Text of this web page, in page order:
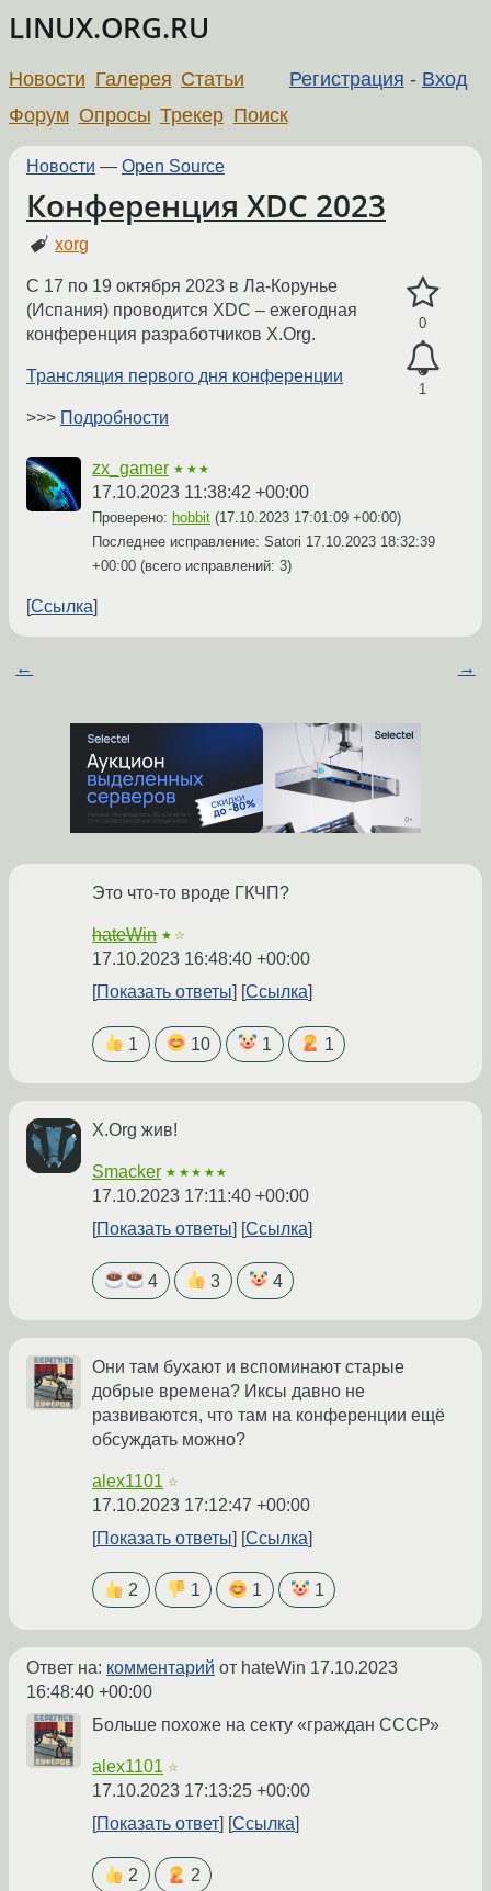
LINUX.ORG.RU
Регистрация - Вход
Новости Галерея Статьи
Форум Опросы Трекер Поиск
Новости — Open Source
Конференция XDC 2023
xorg
0
1
C 17 по 19 октября 2023 в Ла-Корунье
(Испания) проводится XDC – ежегодная
конференция разработчиков X.Org.
Трансляция первого дня конференции
>>> Подробности
zx_gamer ★★★
17.10.2023 11:38:42 +00:00
Проверено: hobbit (17.10.2023 17:01:09 +00:00)
Последнее исправление: Satori 17.10.2023 18:32:39
+00:00 (всего исправлений: 3)
Ссылка
← →
Это что-то вроде ГКЧП?
hateWin ★☆
17.10.2023 16:48:40 +00:00
Показать ответы
Ссылка
1 10 1 1
X.Org жив!
Smacker ★★★★★
17.10.2023 17:11:40 +00:00
Показать ответы
Ссылка
4 3 4
Они там бухают и вспоминают старые
добрые времена? Иксы давно не
развиваются, что там на конференции ещё
обсуждать можно?
alex1101 ☆
17.10.2023 17:12:47 +00:00
Показать ответы
Ссылка
2 1 1 1
Ответ на: комментарий от hateWin 17.10.2023
16:48:40 +00:00
Больше похоже на секту «граждан СССР»
alex1101 ☆
17.10.2023 17:13:25 +00:00
Показать ответ
Ссылка
2 2